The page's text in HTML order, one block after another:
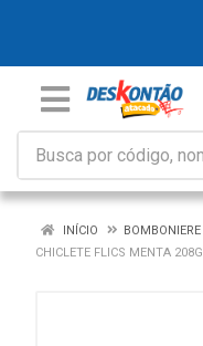
INÍCIO BOMBONIERE
CHICLETE FLICS MENTA 208G